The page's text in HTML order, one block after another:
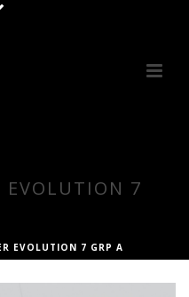
EVOLUTION 7
EVOLUTION 7 GRP A